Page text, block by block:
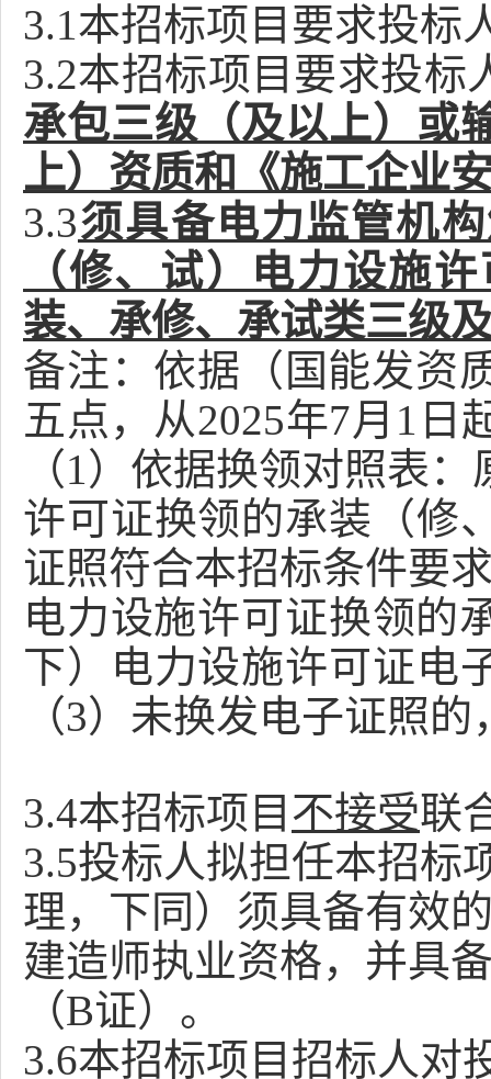
3.1本招标项目要求投标
3.2本招标项目要求投标
承包三级（及以上）或
上）资质和《施工企业
3.3须具备电力监管机
（修、试）电力设施
装、承修、承试类三级
备注：依据（国能发资
五点，从2025年7月 1 日
（1）依据换领对照表
许可证换领的承装（修
证照符合本招标条件要
电力设施许可证换领的
下）电力设施许可证电
（3）未换发电子证照
3.4本招标项目 不接受联
3.5投标人拟担任本招标
理，下同）须具备有效
建造师执业资格，并具
（B证）。
3.6本招标项目招标人对